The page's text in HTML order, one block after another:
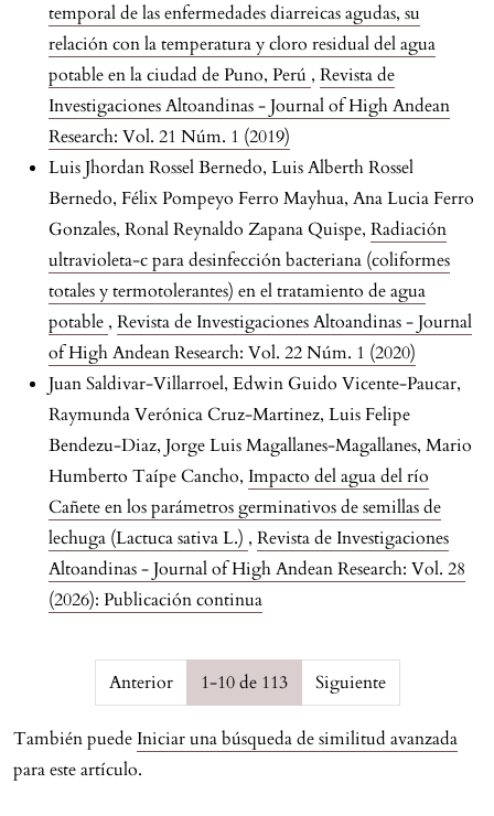
temporal de las enfermedades diarreicas agudas, su
relación con la temperatura y cloro residual del agua
potable en la ciudad de Puno, Perú , Revista de
Investigaciones Altoandinas - Journal of High Andean
Research: Vol. 21 Núm. 1 (2019)
Luis Jhordan Rossel Bernedo, Luis Alberth Rossel
Bernedo, Félix Pompeyo Ferro Mayhua, Ana Lucia Ferro
Gonzales, Ronal Reynaldo Zapana Quispe, Radiación
ultravioleta-c para desinfección bacteriana (coliformes
totales y termotolerantes) en el tratamiento de agua
potable , Revista de Investigaciones Altoandinas - Journal
of High Andean Research: Vol. 22 Núm. 1 (2020)
Juan Saldivar-Villarroel, Edwin Guido Vicente-Paucar,
Raymunda Verónica Cruz-Martinez, Luis Felipe
Bendezu-Diaz, Jorge Luis Magallanes-Magallanes, Mario
Humberto Taípe Cancho, Impacto del agua del río
Cañete en los parámetros germinativos de semillas de
lechuga (Lactuca sativa L.) , Revista de Investigaciones
Altoandinas - Journal of High Andean Research: Vol. 28
(2026): Publicación continua
Page {$page} of {$pagesCount}
Anterior 1-10 de 113 Siguiente
También puede Iniciar una búsqueda de similitud avanzada
para este artículo.